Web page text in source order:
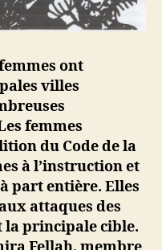
ont
villes
femmes
du Code de la
à l’instruction et
part entière. Elles
attaques des
la principale cible.